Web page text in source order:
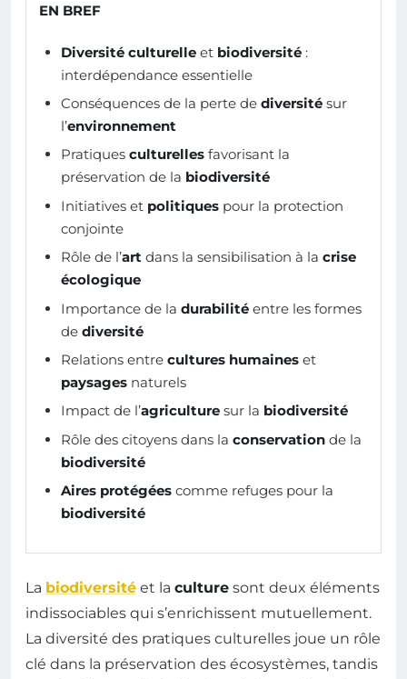
EN BREF
Diversité culturelle et biodiversité :
interdépendance essentielle
Conséquences de la perte de diversité sur
l’environnement
Pratiques culturelles favorisant la
préservation de la biodiversité
Initiatives et politiques pour la protection
conjointe
Rôle de l’art dans la sensibilisation à la crise
écologique
Importance de la durabilité entre les formes
de diversité
Relations entre cultures humaines et
paysages naturels
Impact de l’agriculture sur la biodiversité
Rôle des citoyens dans la conservation de la
biodiversité
Aires protégées comme refuges pour la
biodiversité
La biodiversité et la culture sont deux éléments
indissociables qui s’enrichissent mutuellement.
La diversité des pratiques culturelles joue un rôle
clé dans la préservation des écosystèmes, tandis